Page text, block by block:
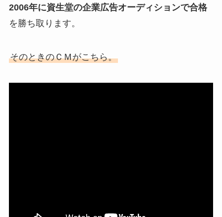
2006年に資生堂の企業広告オーディションで合格
を勝ち取ります。
そのときのＣＭがこちら。